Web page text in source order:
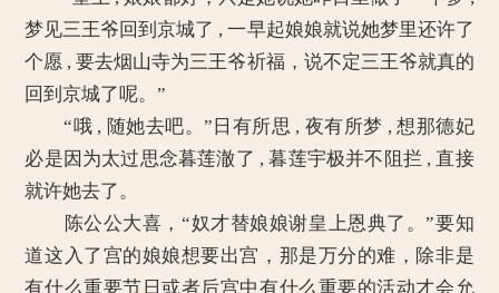
梦见三王爷回到京城了 , 一早起娘娘就说她梦里还许了
个愿 , 要去烟山寺为三王爷祈福，说不定三王爷就真的
回到京城了呢。”
“哦 , 随她去吧。”日有所思 , 夜有所梦 , 想那德妃
必是因为太过思念暮莲澈了 , 暮莲宇极并不阻拦 , 直接
就许她去了。
陈公公大喜，“奴才替娘娘谢皇上恩典了。”要知
道这入了宫的娘娘想要出宫，那是万分的难，除非是
有什么重要节日或者后宫中有什么重要的活动才会允